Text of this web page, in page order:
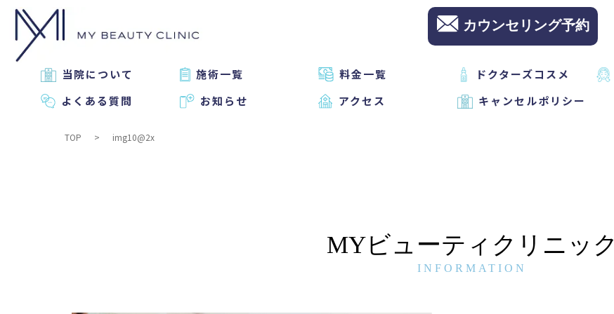
カウンセリング予約
当院について 施術一覧 料金一覧 ドクターズコスメ
よくある質問
お知らせ アクセス キャンセルポリシー
TOP img10@2x
MYビューティクリニック
INFORMATION